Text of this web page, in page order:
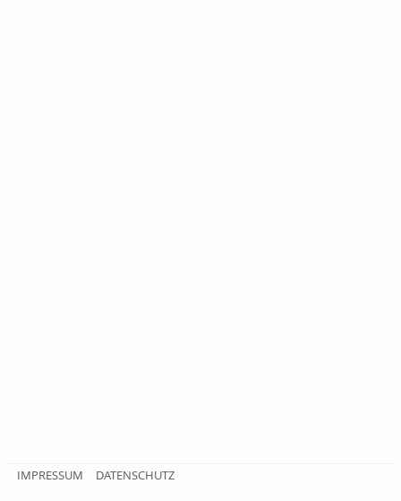
IMPRESSUM DATENSCHUTZ